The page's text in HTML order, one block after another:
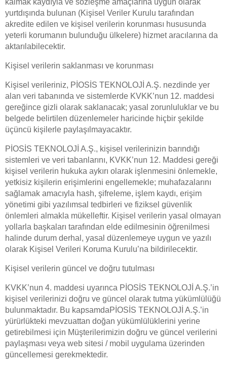
kalmak kaydıyla ve sözleşme amaçlarına uygun olarak
yurtdışında bulunan (Kişisel Veriler Kurulu tarafından
akredite edilen ve kişisel verilerin korunması hususunda
yeterli korumanın bulunduğu ülkelere) hizmet aracılarına da
aktarılabilecektir.
Kişisel verilerin saklanması ve korunması
Kişisel verileriniz, PİOSİS TEKNOLOJİ A.Ş. nezdinde yer
alan veri tabanında ve sistemlerde KVKK’nun 12. maddesi
gereğince gizli olarak saklanacak; yasal zorunluluklar ve bu
belgede belirtilen düzenlemeler haricinde hiçbir şekilde
üçüncü kişilerle paylaşılmayacaktır.
PİOSİS TEKNOLOJİ A.Ş., kişisel verilerinizin barındığı
sistemleri ve veri tabanlarını, KVKK’nun 12. Maddesi gereği
kişisel verilerin hukuka aykırı olarak işlenmesini önlemekle,
yetkisiz kişilerin erişimlerini engellemekle; muhafazalarını
sağlamak amacıyla hash, şifreleme, işlem kaydı, erişim
yönetimi gibi yazılımsal tedbirleri ve fiziksel güvenlik
önlemleri almakla mükelleftir. Kişisel verilerin yasal olmayan
yollarla başkaları tarafından elde edilmesinin öğrenilmesi
halinde durum derhal, yasal düzenlemeye uygun ve yazılı
olarak Kişisel Verileri Koruma Kurulu’na bildirilecektir.
Kişisel verilerin güncel ve doğru tutulması
KVKK’nun 4. maddesi uyarınca PİOSİS TEKNOLOJİ A.Ş.’in
kişisel verilerinizi doğru ve güncel olarak tutma yükümlülüğü
bulunmaktadır. Bu kapsamdaPİOSİS TEKNOLOJİ A.Ş.’in
yürürlükteki mevzuattan doğan yükümlülüklerini yerine
getirebilmesi için Müşterilerimizin doğru ve güncel verilerini
paylaşması veya web sitesi / mobil uygulama üzerinden
güncellemesi gerekmektedir.